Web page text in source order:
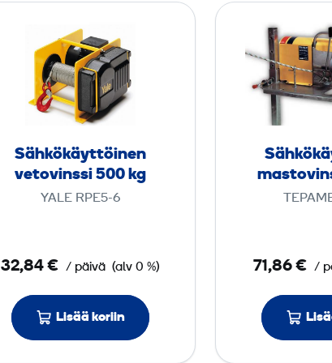
ä
h
k
­
ä
i
n
e
n
Sähkö­käyttöinen
vetovinssi 500 kg
YALE RPE5-6
32,84 € / päivä (alv 0 %)
Lisää koriin
71,86 € /